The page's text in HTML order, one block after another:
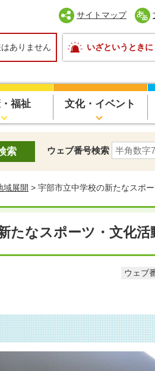
サイトマップ
ありません いざというときに
福祉 文化・イベント
ウェブ番号検索
域展開 > 宇部市立中学校の新たなスポ
たなスポーツ・文化活
ウェブ